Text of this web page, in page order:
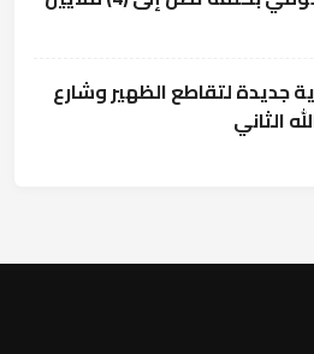
جديدة لتقاطع الظهير وشارع
الثاني